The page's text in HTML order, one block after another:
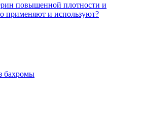
повышенной плотности и
применяют и используют?
бахромы